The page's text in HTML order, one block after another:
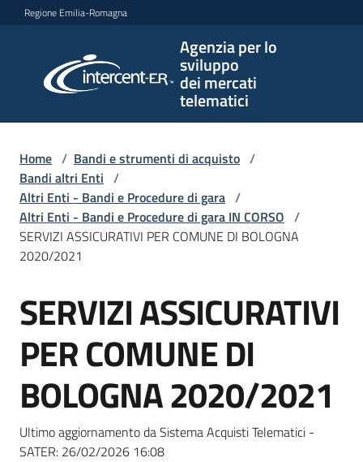
Vai al contenuto
Vai alla navigazione
Vai al footer
Regione Emilia-Romagna
Agenzia per lo
sviluppo
dei mercati
telematici
per lo
sviluppo
telematici
L'Agenzia
Bandi
e
di
Supporto
Home / Bandi e strumenti di acquisto /
Bandi altri Enti /
Altri Enti - Bandi e Procedure di gara /
Altri Enti - Bandi e Procedure di gara IN CORSO /
SERVIZI ASSICURATIVI PER COMUNE DI BOLOGNA
2020/2021
Salta al contenuto
SERVIZI ASSICURATIVI
PER COMUNE DI
BOLOGNA 2020/2021
Ultimo aggiornamento da Sistema Acquisti Telematici -
SATER: 26/02/2026 16:08